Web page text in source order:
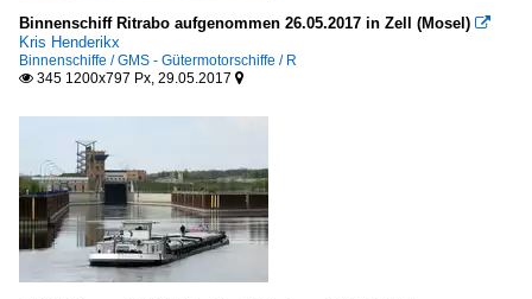
Binnenschiff Ritrabo aufgenommen 26.05.2017 in Zell (Mosel) 
Kris Henderikx
Binnenschiffe / GMS - Gütermotorschiffe / R
 345 1200x797 Px, 29.05.2017 